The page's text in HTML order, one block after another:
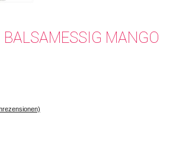
BALSAMESSIG MANGO